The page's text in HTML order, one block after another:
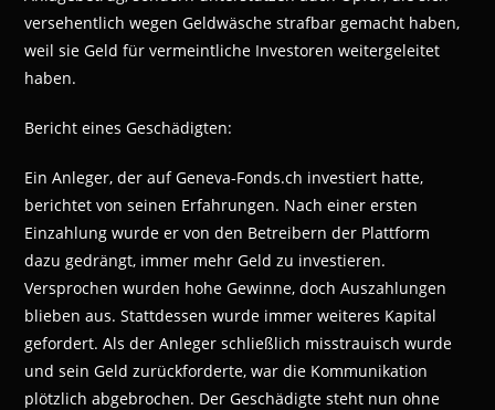
versehentlich wegen Geldwäsche strafbar gemacht haben,
weil sie Geld für vermeintliche Investoren weitergeleitet
haben.
Bericht eines Geschädigten:
Ein Anleger, der auf Geneva-Fonds.ch investiert hatte,
berichtet von seinen Erfahrungen. Nach einer ersten
Einzahlung wurde er von den Betreibern der Plattform
dazu gedrängt, immer mehr Geld zu investieren.
Versprochen wurden hohe Gewinne, doch Auszahlungen
blieben aus. Stattdessen wurde immer weiteres Kapital
gefordert. Als der Anleger schließlich misstrauisch wurde
und sein Geld zurückforderte, war die Kommunikation
plötzlich abgebrochen. Der Geschädigte steht nun ohne